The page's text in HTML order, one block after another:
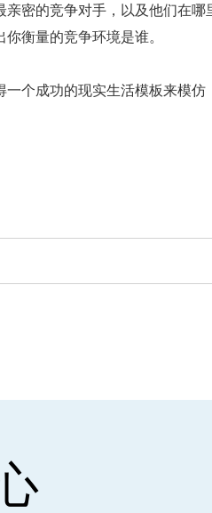
密的竞争对手，以及他们在哪
衡量的竞争环境是谁。
个成功的现实生活模板来模仿